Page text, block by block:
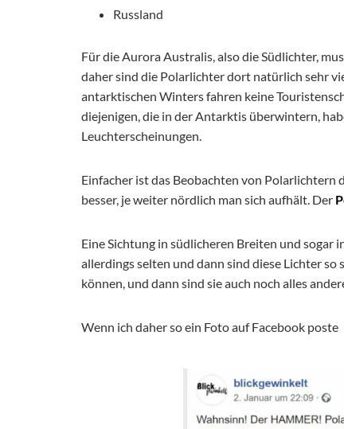
Russland
Für die Aurora Australis, also die Südlichter,
daher sind die Polarlichter dort natürlich sehr
antarktischen Winters fahren keine
diejenigen, die in der Antarktis überwintern,
Leuchterscheinungen.
Einfacher ist das Beobachten von Polarlichtern
besser, je weiter nördlich man sich aufhält. Der
Eine Sichtung in südlicheren Breiten und sogar
allerdings selten und dann sind diese Lichter so
können, und dann sind sie auch noch alles
Wenn ich daher so ein Foto auf Facebook poste